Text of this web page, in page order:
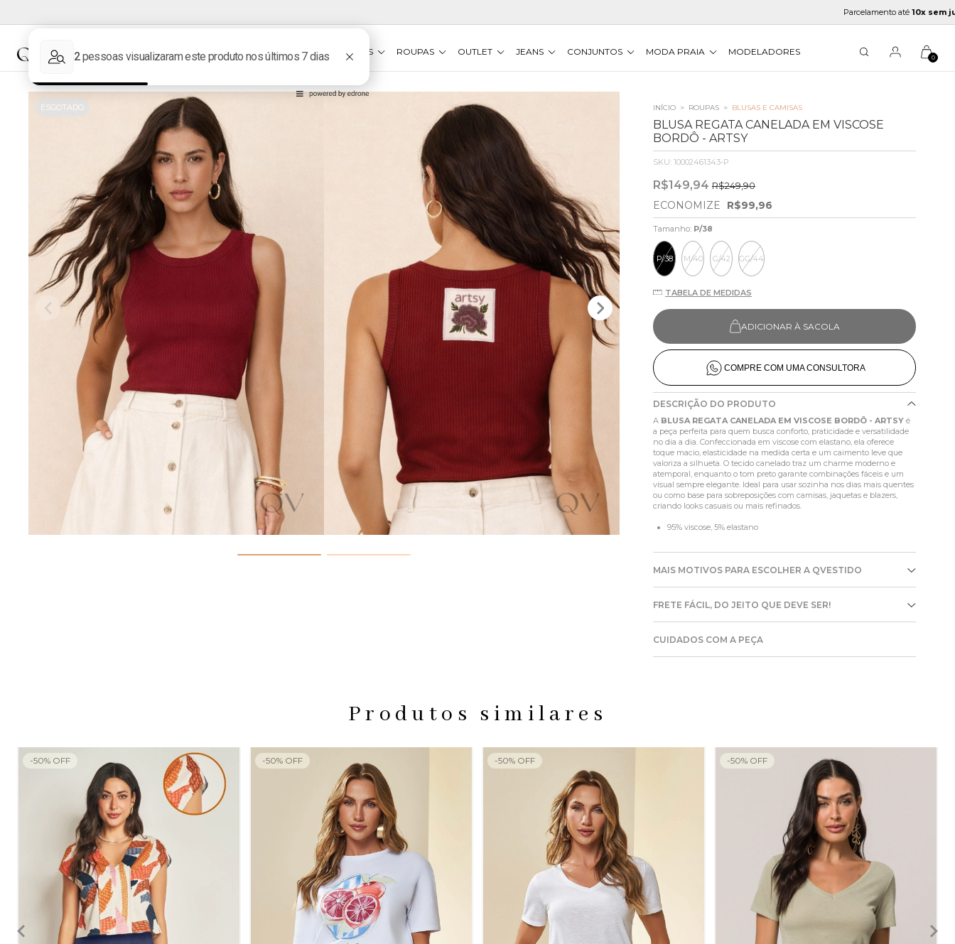
Parcelamento até10x sem juros
NOVIDADES MARCAS VESTIDOS ROUPAS OUTLET JEANS CONJUNTOS MODA PRAIA MODELADORES 0
ESGOTADO INÍCIO > ROUPAS > BLUSAS E CAMISAS
BLUSA REGATA CANELADA EM VISCOSE
BORDÔ - ARTSY
SKU: 10002461343-P
R$149,94 R$249,90
ECONOMIZE R$99,96
Tamanho: P/38
P/38 M/40 G/42 GG/44
TABELA DE MEDIDAS
ADICIONAR À SACOLA
COMPRE COM UMA CONSULTORA
DESCRIÇÃO DO PRODUTO
A BLUSA REGATA CANELADA EM VISCOSE BORDÔ - ARTSY é
a peça perfeita para quem busca conforto, praticidade e versatilidade
no dia a dia. Confeccionada em viscose com elastano, ela oferece
toque macio, elasticidade na medida certa e um caimento leve que
valoriza a silhueta. O tecido canelado traz um charme moderno e
atemporal, enquanto o tom preto garante combinações fáceis e um
visual sempre elegante. Ideal para usar sozinha nos dias mais quentes
ou como base para sobreposições com camisas, jaquetas e blazers,
criando looks casuais ou mais refinados.
95% viscose, 5% elastano
MAIS MOTIVOS PARA ESCOLHER A QVESTIDO
FRETE FÁCIL, DO JEITO QUE DEVE SER!
CUIDADOS COM A PEÇA
Produtos similares
-50% OFF -50% OFF -50% OFF -50% OFF